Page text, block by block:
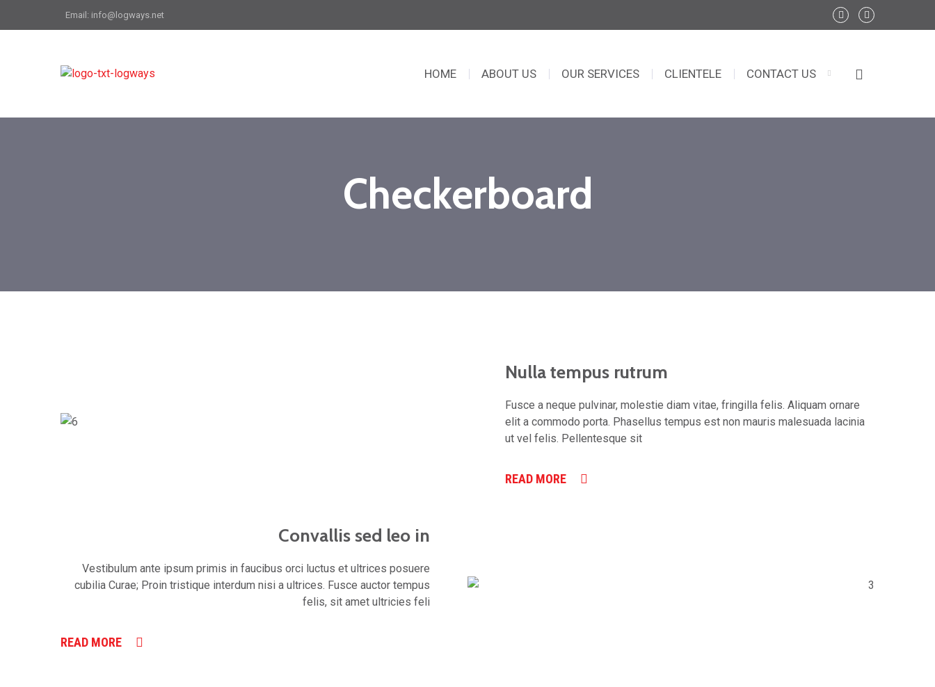
Email: info@logways.net
HOME ABOUT US OUR SERVICES CLIENTELE CONTACT US
Checkerboard
Nulla tempus rutrum
Fusce a neque pulvinar, molestie diam vitae, fringilla felis. Aliquam ornare
elit a commodo porta. Phasellus tempus est non mauris malesuada lacinia
ut vel felis. Pellentesque sit
READ MORE
Convallis sed leo in
Vestibulum ante ipsum primis in faucibus orci luctus et ultrices posuere
cubilia Curae; Proin tristique interdum nisi a ultrices. Fusce auctor tempus
felis, sit amet ultricies feli
READ MORE